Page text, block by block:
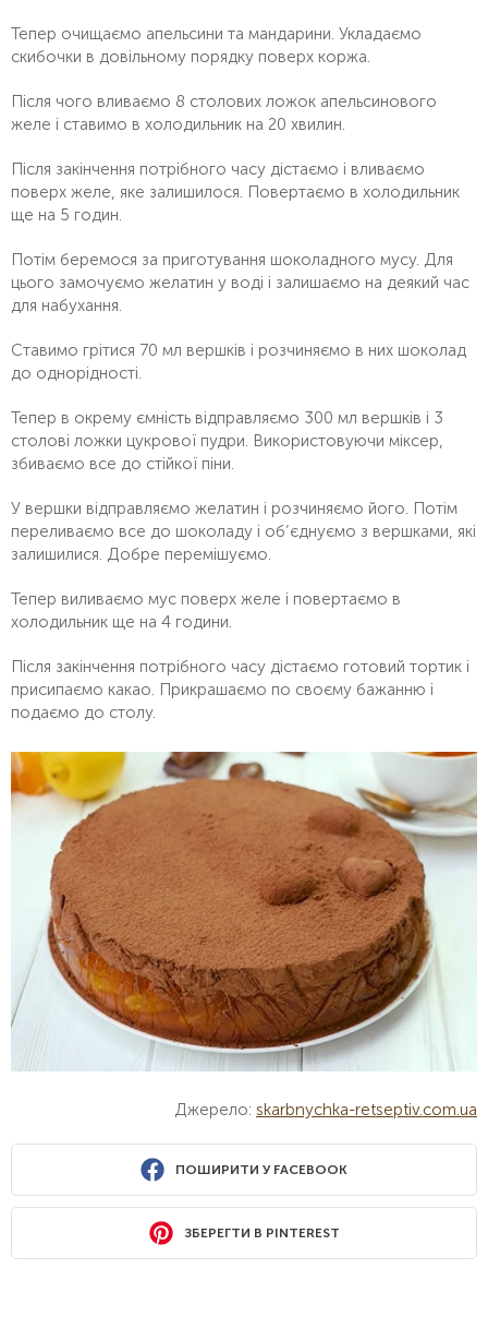
Тепер очищаємо апельсини та мандарини. Укладаємо
скибочки в довільному порядку поверх коржа.
Після чого вливаємо 8 столових ложок апельсинового
желе і ставимо в холодильник на 20 хвилин.
Після закінчення потрібного часу дістаємо і вливаємо
поверх желе, яке залишилося. Повертаємо в холодильник
ще на 5 годин.
Потім беремося за приготування шоколадного мусу. Для
цього замочуємо желатин у воді і залишаємо на деякий час
для набухання.
Ставимо грітися 70 мл вершків і розчиняємо в них шоколад
до однорідності.
Тепер в окрему ємність відправляємо 300 мл вершків і 3
столові ложки цукрової пудри. Використовуючи міксер,
збиваємо все до стійкої піни.
У вершки відправляємо желатин і розчиняємо його. Потім
переливаємо все до шоколаду і об’єднуємо з вершками, які
залишилися. Добре перемішуємо.
Тепер виливаємо мус поверх желе і повертаємо в
холодильник ще на 4 години.
Після закінчення потрібного часу дістаємо готовий тортик і
присипаємо какао. Прикрашаємо по своєму бажанню і
подаємо до столу.
Джерело: skarbnychka-retseptiv.com.ua
ПОШИРИТИ У FACEBOOK
ЗБЕРЕГТИ В PINTEREST